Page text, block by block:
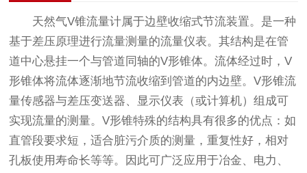
天然气V锥流量计属于边壁收缩式节流装置。是一种
基于差压原理进行流量测量的流量仪表。其结构是在管
道中心悬挂一个与管道同轴的V形锥体。流体经过时，V
形锥体将流体逐渐地节流收缩到管道的内边壁。V形锥流
量传感器与差压变送器、显示仪表（或计算机）组成可
实现流量的测量。V形锥特殊的结构具有很多的优点：如
直管段要求短，适合脏污介质的测量，重复性好，相对
孔板使用寿命长等等。因此可广泛应用于冶金、电力、